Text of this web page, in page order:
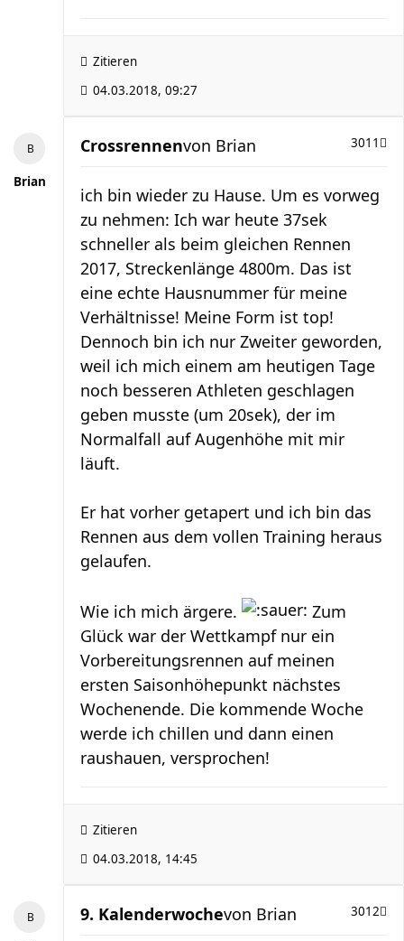
Zitieren
04.03.2018, 09:27
Brian
Crossrennen 3011
von Brian
ich bin wieder zu Hause. Um es vorweg
zu nehmen: Ich war heute 37sek
schneller als beim gleichen Rennen
2017, Streckenlänge 4800m. Das ist
eine echte Hausnummer für meine
Verhältnisse! Meine Form ist top!
Dennoch bin ich nur Zweiter geworden,
weil ich mich einem am heutigen Tage
noch besseren Athleten geschlagen
geben musste (um 20sek), der im
Normalfall auf Augenhöhe mit mir
läuft.
Er hat vorher getapert und ich bin das
Rennen aus dem vollen Training heraus
gelaufen.
Wie ich mich ärgere.
Zum
Glück war der Wettkampf nur ein
Vorbereitungsrennen auf meinen
ersten Saisonhöhepunkt nächstes
Wochenende. Die kommende Woche
werde ich chillen und dann einen
raushauen, versprochen!
Zitieren
04.03.2018, 14:45
9. Kalenderwoche 3012
von Brian